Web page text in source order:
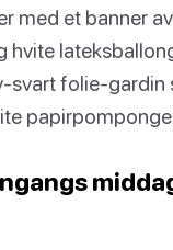
med et banner
hvite
svart folie-